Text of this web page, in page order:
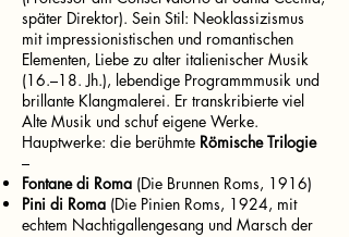
später Direktor). Sein Stil: Neoklassizismus
mit impressionistischen und romantischen
Elementen, Liebe zu alter italienischer Musik
(16.–18. Jh.), lebendige Programmmusik und
brillante Klangmalerei. Er transkribierte viel
Alte Musik und schuf eigene Werke.
Hauptwerke: die berühmte Römische Trilogie
–
Fontane di Roma (Die Brunnen Roms, 1916)
Pini di Roma (Die Pinien Roms, 1924, mit
echtem Nachtigallengesang und Marsch der